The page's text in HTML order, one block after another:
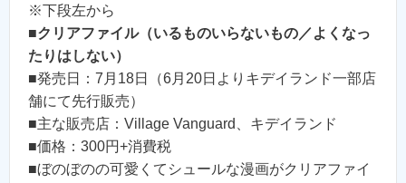
※下段左から
■クリアファイル（いるものいらないもの／よくなっ
たりはしない）
■発売日：7月18日（6月20日よりキデイランド一部店
舗にて先行販売）
■主な販売店：Village Vanguard、キデイランド
■価格：300円+消費税
■ぼのぼのの可愛くてシュールな漫画がクリアファイ